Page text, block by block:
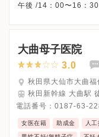
午後 /14：00〜16：30
※詳細はクリニック
大曲母子医院
3.0
秋田県大仙市大曲
秋田新幹線 大曲駅
電話番号： 0187-63-
女医在籍 助成金 人